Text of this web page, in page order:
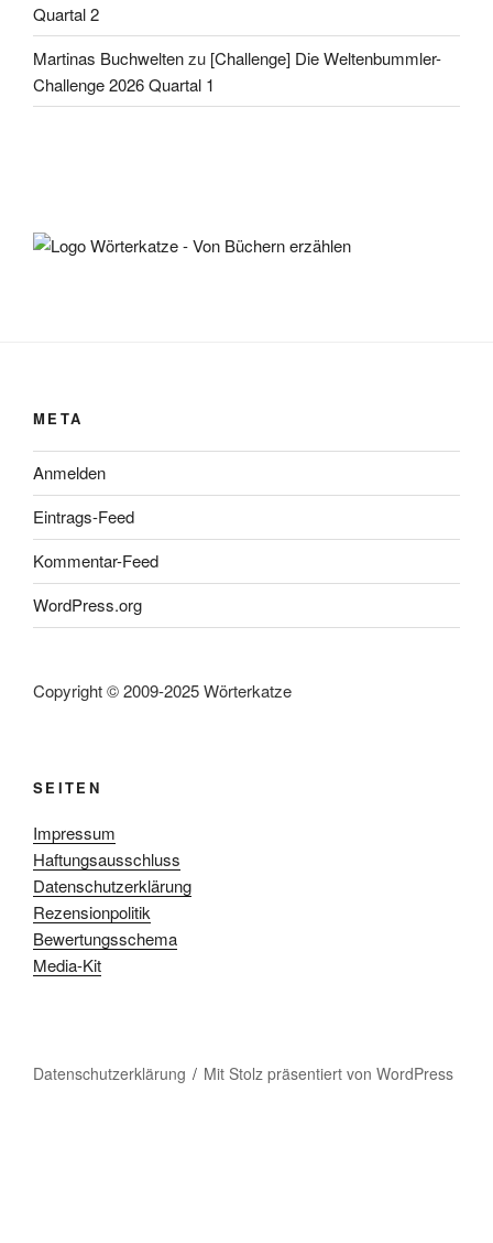
Quartal 2
Martinas Buchweltenzu [Challenge] Die Weltenbummler-
Challenge 2026 Quartal 1
META
Anmelden
Eintrags-Feed
Kommentar-Feed
WordPress.org
Copyright © 2009-2025 Wörterkatze
SEITEN
Impressum
Haftungsausschluss
Datenschutzerklärung
Rezensionpolitik
Bewertungsschema
Media-Kit
Datenschutzerklärung Mit Stolz präsentiert von WordPress